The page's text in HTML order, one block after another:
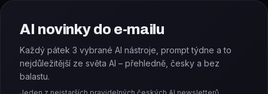
AI novinky do e-mailu
Každý pátek 3 vybrané AI nástroje, prompt týdne a to
nejdůležitější ze světa AI – přehledně, česky a bez
balastu.